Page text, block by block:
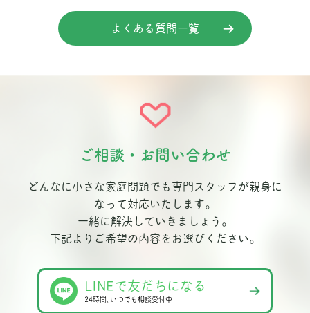
よくある質問一覧
ご相談・お問い合わせ
どんなに小さな家庭問題でも専門スタッフが親身に
なって対応いたします。
一緒に解決していきましょう。
下記よりご希望の内容をお選びください。
LINEで友だちになる
24時間､いつでも相談受付中